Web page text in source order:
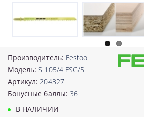
Производитель: Festool
Модель: S 105/4 FSG/5
Артикул: 204327
Бонусные баллы: 36
В НАЛИЧИИ